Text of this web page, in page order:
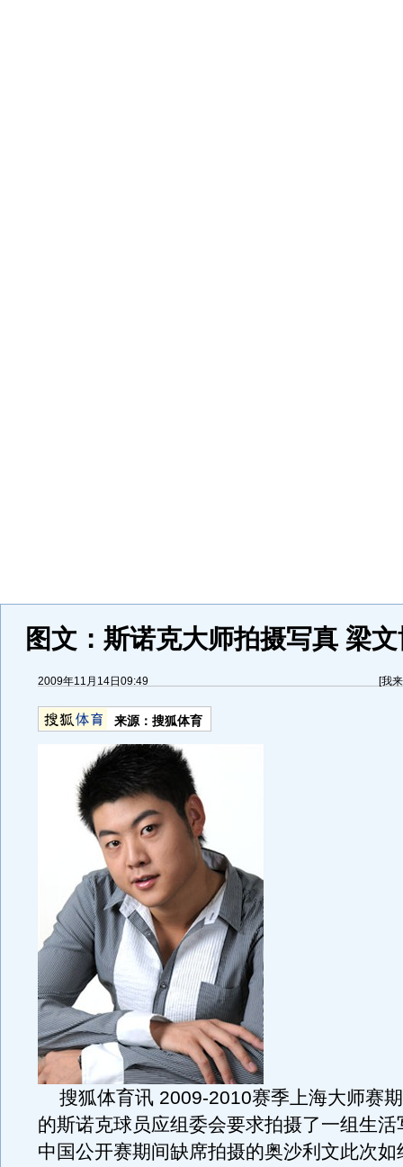
图文：斯诺克大师拍摄写真 梁
2009年11月14日09:49 [我
来源： 搜狐体育
搜狐体育讯 2009-2010赛季上海大师赛
的斯诺克球员应组委会要求拍摄了一组生活
中国公开赛期间缺席拍摄的奥沙利文此次如